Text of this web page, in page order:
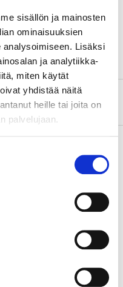
sisällön ja mainosten
ominaisuuksien
Lisäksi
ja analytiikka-
miten käytät
yhdistää näitä
heille tai joita on
palvelujaan.
25 mm